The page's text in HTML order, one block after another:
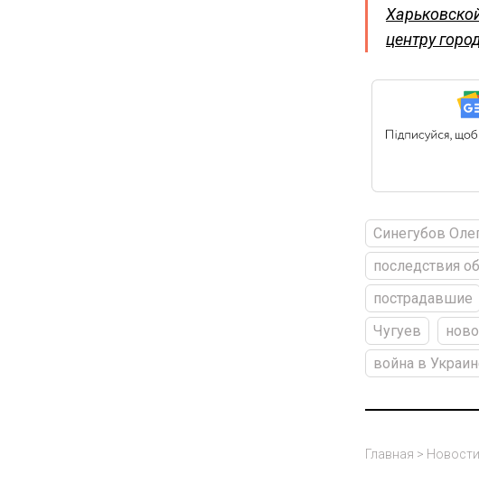
центру
Синегубов
последствия
пострадавшие
Чугуев
война в
Главная > Новости